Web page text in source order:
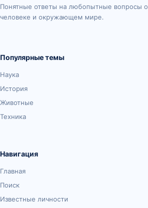
Понятные ответы на любопытные вопросы о
человеке и окружающем мире.
Популярные темы
Наука
История
Животные
Техника
Навигация
Главная
Поиск
Известные личности